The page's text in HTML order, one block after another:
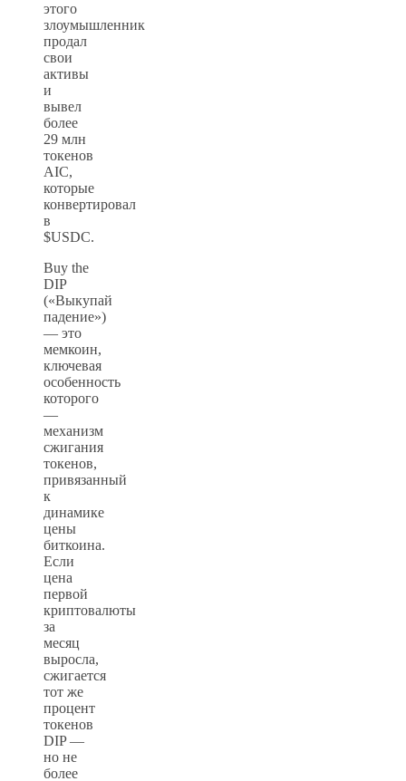
этого
злоумышленник
продал
свои
активы
и
вывел
более
29 млн
токенов
AIC,
которые
конвертировал
в
$USDC.
Buy the
DIP
(«Выкупай
падение»)
— это
мемкоин,
ключевая
особенность
которого
—
механизм
сжигания
токенов,
привязанный
к
динамике
цены
биткоина.
Если
цена
первой
криптовалюты
за
месяц
выросла,
сжигается
тот же
процент
токенов
DIP —
но не
более